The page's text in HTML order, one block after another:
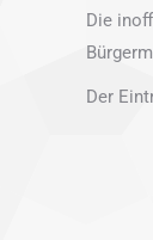
Die
Der